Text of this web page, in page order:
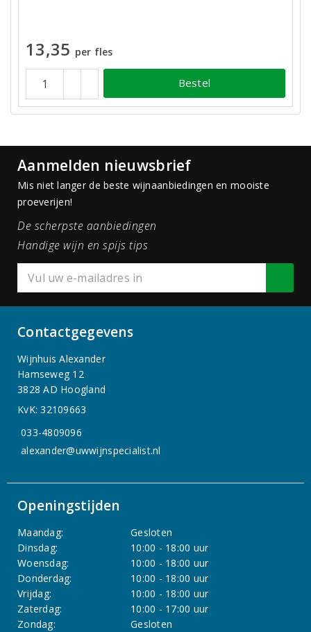
13,35 per fles
Bestel
Aanmelden nieuwsbrief
Mis niet langer de beste wijnaanbiedingen en mooiste
proeverijen!
De scherpste aanbiedingen
Handige wijn en spijs tips
Contactgegevens
Wijnhuis Alexander
Hamseweg 12
3828 AD Hoogland
KvK: 32109663
033-4809096
alexander@uwwijnspecialist.nl
Openingstijden
Maandag:
Gesloten
Dinsdag:
10:00 - 18:00 uur
Woensdag:
10:00 - 18:00 uur
Donderdag:
10:00 - 18:00 uur
Vrijdag:
10:00 - 18:00 uur
Zaterdag:
10:00 - 17:00 uur
Zondag:
Gesloten